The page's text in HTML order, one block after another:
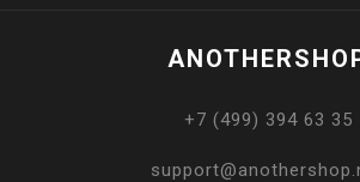
+7 (499) 394 63 35